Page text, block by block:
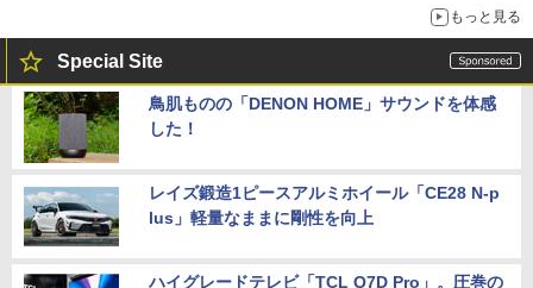
もっと見る
Special Site
鳥肌ものの「DENON HOME」サウンドを体感
した！
レイズ鍛造1ピースアルミホイール「CE28 N-p
lus」軽量なままに剛性を向上
ハイグレードテレビ「TCL Q7D Pro」。圧巻の